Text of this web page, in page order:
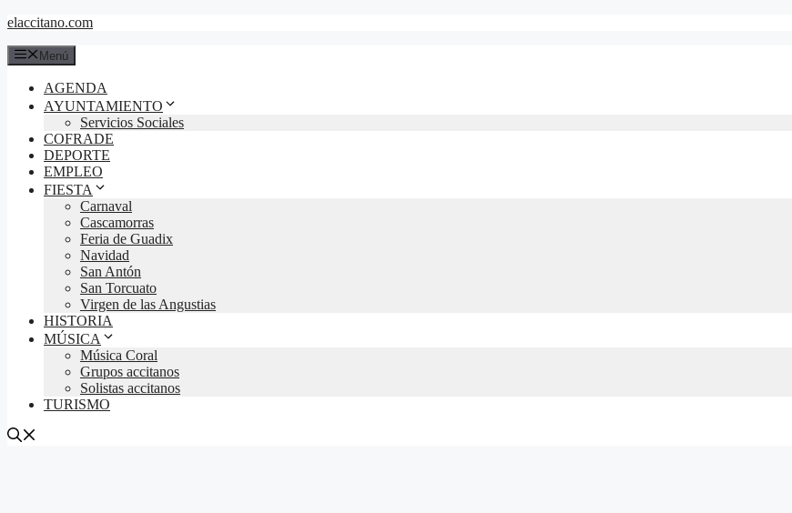
Saltar
contenido
elaccitano.com
Menú
AGENDA
AYUNTAMIENTO
Servicios Sociales
COFRADE
DEPORTE
EMPLEO
FIESTA
Carnaval
Cascamorras
Feria de Guadix
Navidad
San Antón
San Torcuato
Virgen de las Angustias
HISTORIA
MÚSICA
Música Coral
Grupos accitanos
Solistas accitanos
TURISMO